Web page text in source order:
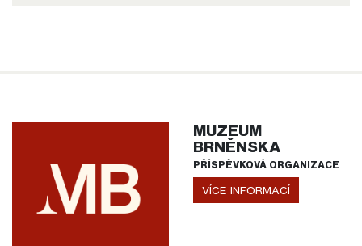
MUZEUM
BRNĚNSKA
PŘÍSPĚVKOVÁ ORGANIZACE
VÍCE INFORMACÍ